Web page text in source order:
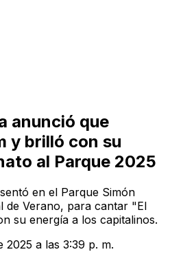
anunció que
y brilló con su
al Parque 2025
en el Parque Simón
de Verano, para cantar "El
su energía a los capitalinos.
2025 a las 3:39 p. m.